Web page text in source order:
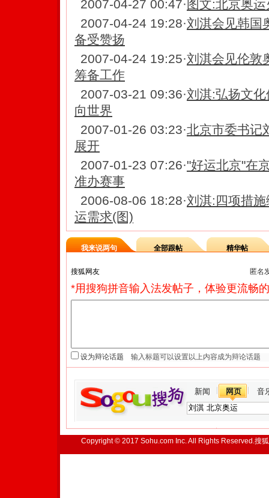
2007-04-27 00:47· 图文:北京奥
2007-04-24 19:28·刘淇会见韩国
备受赞扬
2007-04-24 19:25·刘淇会见伦敦
筹备工作
2007-03-21 09:36·刘淇:弘扬文
向世界
2007-01-26 03:23·北京市委书记
展开
2007-01-23 07:26·"好运北京"在
准办赛事
2006-08-06 18:28·刘淇:四项措
运需求(图)
我来说两句 全部跟帖 精华帖
匿名
*用搜狗拼音输入法发帖子，体验更流畅
设为辩论话题
新闻 网页 音
Copyright © 2017 Sohu.com Inc. All Rights Reserved.搜